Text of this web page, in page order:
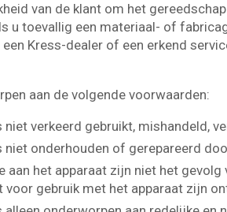
van de klant om het
u toevallig een materiaal- of
Kress-dealer of een erkend
aan de volgende voorwaarden:
niet verkeerd gebruikt, mishandeld,
niet onderhouden of gerepareerd
aan het apparaat zijn niet het
voor gebruik met het apparaat zijn